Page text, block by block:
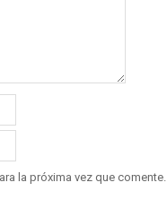
la próxima vez que comente.